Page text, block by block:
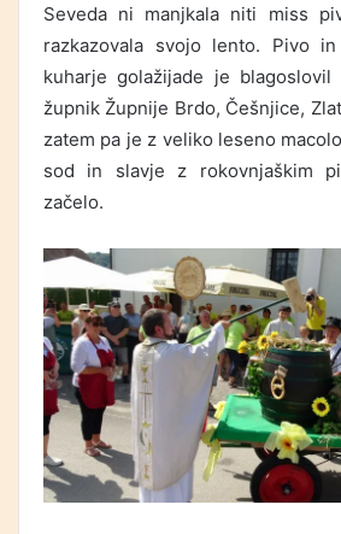
Seveda ni manjkala niti miss
razkazovala svojo lento. Pivo
kuharje golažijade je blagoslovil
župnik Župnije Brdo, Češnjice,
zatem pa je z veliko leseno
sod in slavje z rokovnjaškim
začelo.